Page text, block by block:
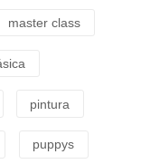
master class
pintura
puppys